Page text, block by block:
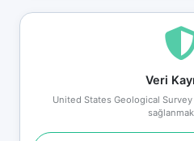
Veri
United States Geological Survey